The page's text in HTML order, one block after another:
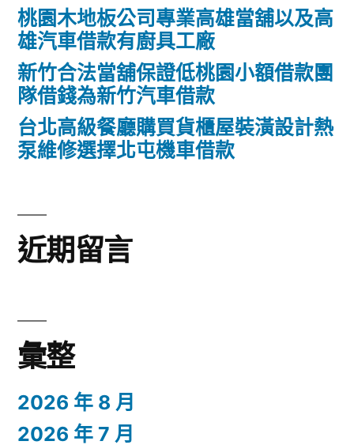
桃園木地板公司專業高雄當舖以及高
雄汽車借款有廚具工廠
新竹合法當舖保證低桃園小額借款團
隊借錢為新竹汽車借款
台北高級餐廳購買貨櫃屋裝潢設計熱
泵維修選擇北屯機車借款
近期留言
彙整
2026 年 8 月
2026 年 7 月